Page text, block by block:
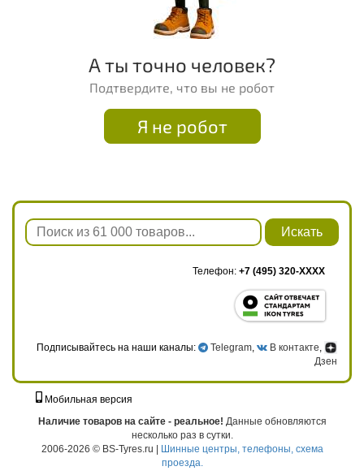
А ты точно человек?
Подтвердите, что вы не робот
Я не робот
Искать
Телефон: +7 (495) 320-XXXX
Подписывайтесь на наши каналы: Telegram , В контакте
Дзен
Мобильная версия
Наличие товаров на сайте - реальное! Данные обновляются
несколько раз в сутки.
2006-2026 © BS-Tyres.ru | Шинные центры, телефоны, схема
проезда.